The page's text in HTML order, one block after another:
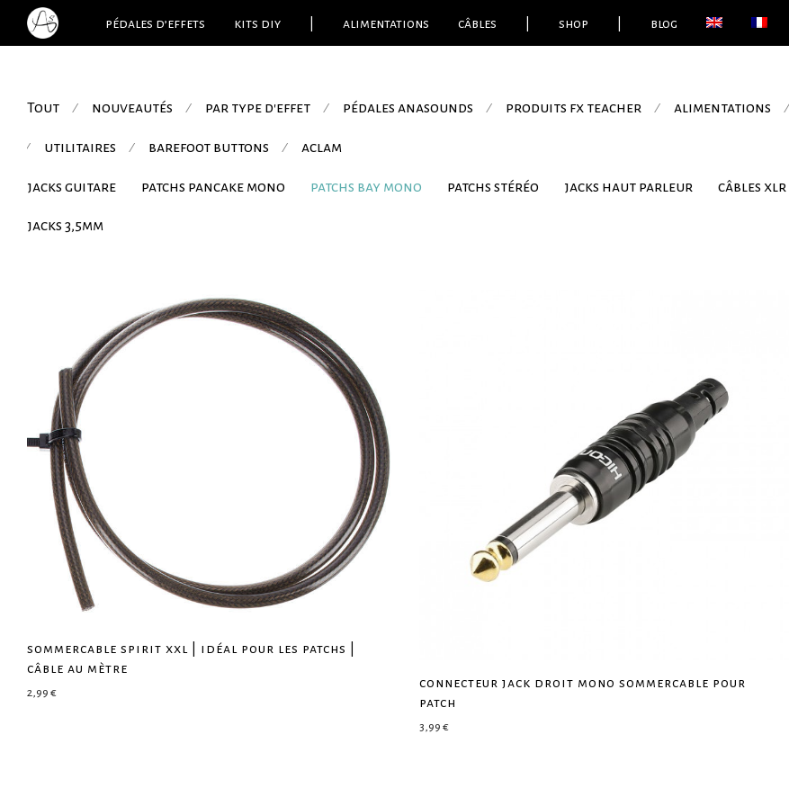
pédales d’effets kits diy alimentations câbles shop blog
Tout ⁄ nouveautés ⁄ par type d'effet ⁄ pédales anasounds ⁄ produits fx teacher ⁄ alimentations ⁄
⁄ utilitaires ⁄ barefoot buttons ⁄ aclam
jacks guitare patchs pancake mono patchs bay mono patchs stéréo jacks haut parleur câbles xlr
jacks 3,5mm
sommercable spirit xxl | idéal pour les patchs |
câble au mètre
2,99 €
connecteur jack droit mono sommercable pour
patch
3,99 €